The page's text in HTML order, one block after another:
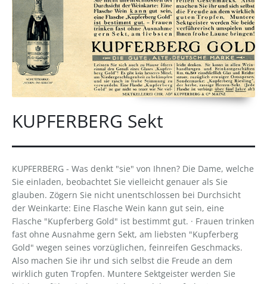
KUPFERBERG Sekt
KUPFERBERG - Was denkt "sie" von Ihnen? Die Dame, welche
Sie einladen, beobachtet Sie vielleicht genauer als Sie
glauben. Zögern Sie nicht unentschlossen bei Durchsicht
der Weinkarte: Eine Flasche Wein kann gut sein, eine
Flasche "Kupferberg Gold" ist bestimmt gut. · Frauen trinken
fast ohne Ausnahme gern Sekt, am liebsten "Kupferberg
Gold" wegen seines vorzüglichen, feinreifen Geschmacks.
Also machen Sie ihr und sich selbst die Freude an dem
wirklich guten Tropfen. Muntere Sektgeister werden Sie